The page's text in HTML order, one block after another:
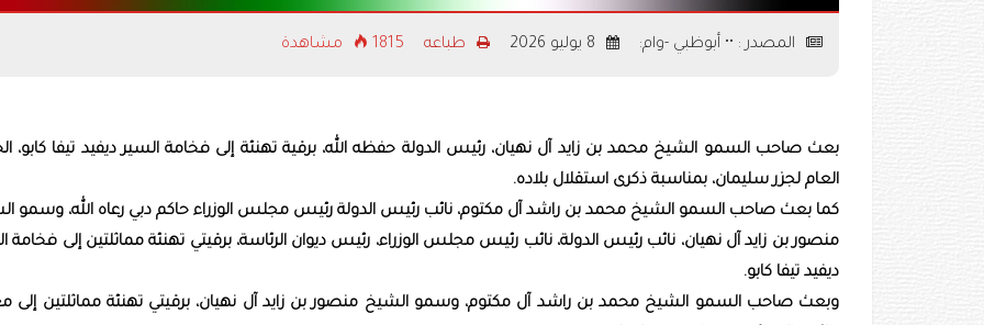
المصدر : •• أبوظبي -وام: طباعه 1815 مشاهدة
بعث صاحب السمو الشيخ محمد بن زايد آل نهيان، رئيس الدولة حفظه الله، برقية تهنئة إلى فخامة السير ديفيد تيفا كابو،
العام لجزر سليمان، بمناسبة ذكرى استقلال بلاده.
كما بعث صاحب السمو الشيخ محمد بن راشد آل مكتوم، نائب رئيس الدولة رئيس مجلس الوزراء حاكم دبي رعاه الله، وسمو
منصور بن زايد آل نهيان، نائب رئيس الدولة، نائب رئيس مجلس الوزراء، رئيس ديوان الرئاسة، برقيتي تهنئة مماثلتين إلى فخامة
ديفيد تيفا كابو.
وبعث صاحب السمو الشيخ محمد بن راشد آل مكتوم، وسمو الشيخ منصور بن زايد آل نهيان، برقيتي تهنئة مماثلتين إلى